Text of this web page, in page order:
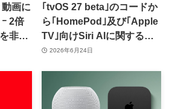
画に
2倍
非表
ーン
｢tvOS 27 beta｣のコードか
ら｢HomePod｣及び｢Apple
TV｣向けSiri AIに関する記
述が見つかる
2026年6月24日